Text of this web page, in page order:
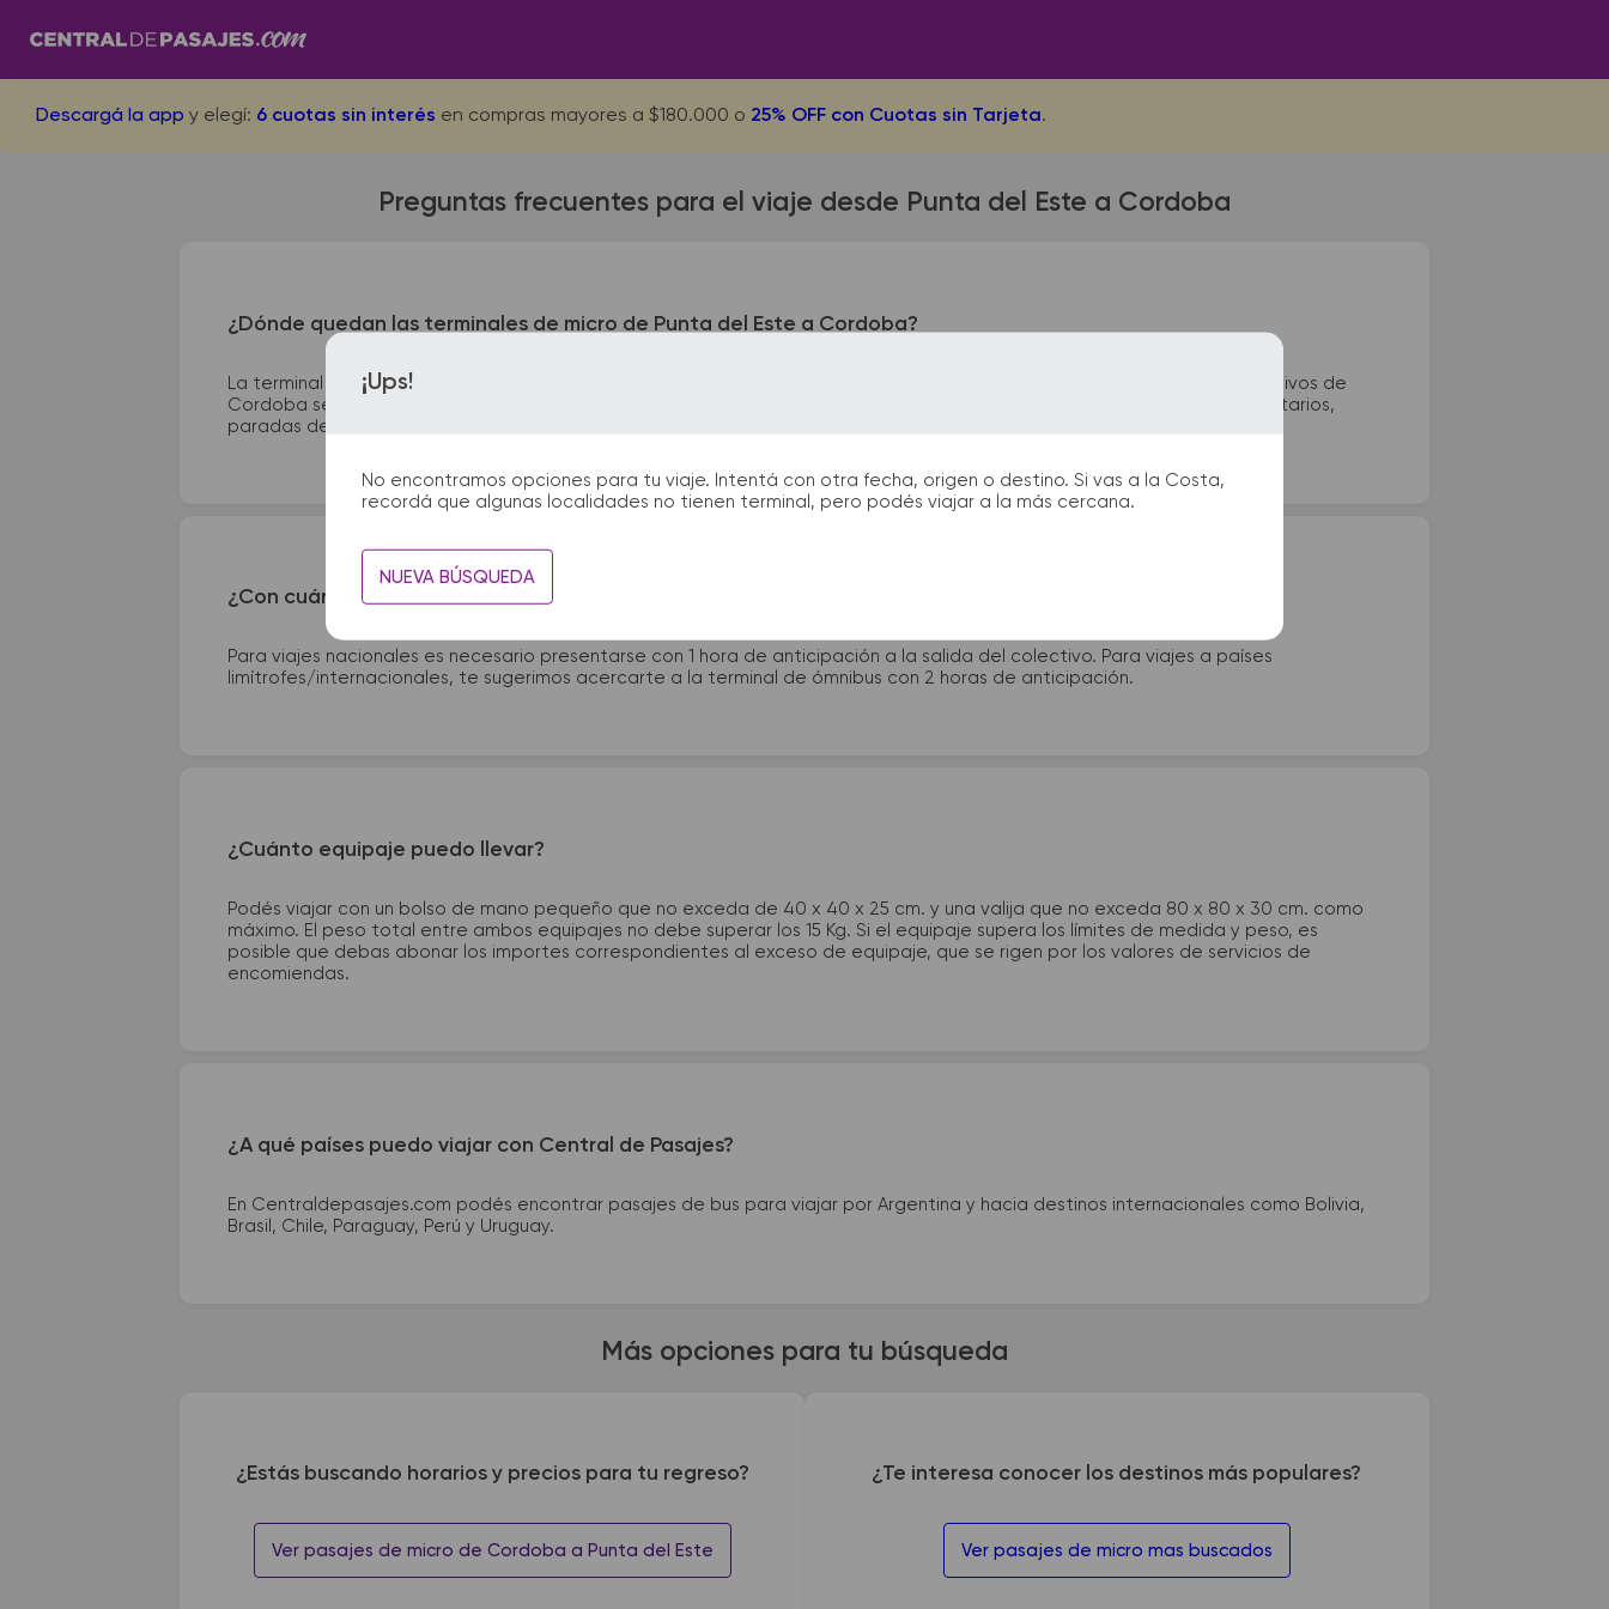
Descargá la app y elegí: 6 cuotas sin interés en compras mayores a $180.000 o 25% OFF con Cuotas sin Tarjeta.
¡Ups!
No encontramos opciones para tu viaje. Intentá con otra fecha, origen o destino. Si vas a la Costa,
recordá que algunas localidades no tienen terminal, pero podés viajar a la más cercana.
NUEVA BÚSQUEDA
Preguntas frecuentes para el viaje desde Punta del Este a Cordoba
¿Dónde quedan las terminales de micro de Punta del Este a Cordoba?
La terminal de ómnibus de Punta del Este queda ubicada en Terminal - Bvar. Artigas y La Angostura. La terminal de colectivos de
Cordoba se encuentra en Terminal - Bv. Juan Domingo Perón 380. En las terminales de bus podrás encontrar kioscos, sanitarios,
paradas de taxi o remis y puntos de información que te facilitarán la partida y el arribo durante tu viaje.
¿Con cuánta anticipación debo presentarme en la terminal de micros?
Para viajes nacionales es necesario presentarse con 1 hora de anticipación a la salida del colectivo. Para viajes a países
limítrofes/internacionales, te sugerimos acercarte a la terminal de ómnibus con 2 horas de anticipación.
¿Cuánto equipaje puedo llevar?
Podés viajar con un bolso de mano pequeño que no exceda de 40 x 40 x 25 cm. y una valija que no exceda 80 x 80 x 30 cm. como
máximo. El peso total entre ambos equipajes no debe superar los 15 Kg. Si el equipaje supera los límites de medida y peso, es
posible que debas abonar los importes correspondientes al exceso de equipaje, que se rigen por los valores de servicios de
encomiendas.
¿A qué países puedo viajar con Central de Pasajes?
En Centraldepasajes.com podés encontrar pasajes de bus para viajar por Argentina y hacia destinos internacionales como Bolivia,
Brasil, Chile, Paraguay, Perú y Uruguay.
Más opciones para tu búsqueda
¿Estás buscando horarios y precios para tu regreso?
Ver pasajes de micro de Cordoba a Punta del Este
¿Te interesa conocer los destinos más populares?
Ver pasajes de micro mas buscados